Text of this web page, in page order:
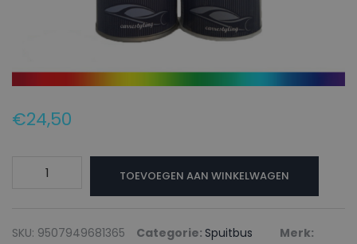
€24,50
Blanke
TOEVOEGEN AAN WINKELWAGEN
SKU: 9507949681365 Categorie: Spuitbus
Merk: